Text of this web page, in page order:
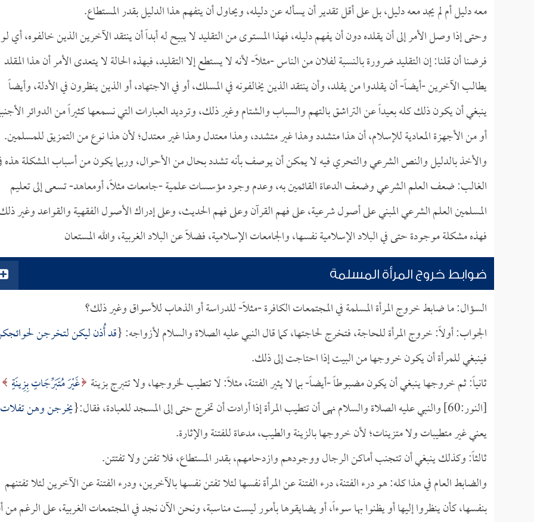
معه دليل أم لم يجد معه دليل، بل على أقل تقدير أن يسأله عن دليله، ويحاول أن يتفهم هذا الدليل بقدر المستطاع.
وحتى إذا وصل الأمر إلى أن يقلده دون أن يفهم دليله، فهذا المستوى من التقليد لا يبيح له أبداً أن ينتقد الآخرين الذين خالفوه، أي لو
فرضنا أن قلنا: إن التقليد ضرورة بالنسبة لفلان من الناس -مثلاً- لأنه لا يستطع إلا التقليد، فبهذه الحالة لا يتعدى الأمر أن هذا المقلد
يطالب الآخرين -أيضاً- أن يقلدوا من يقلد، وأن ينتقد الذين يخالفونه في المسلك، أو في الاجتهاد، أو الذين ينظرون في الأدلة، وأيضاً
ينبغي أن يكون ذلك كله بعيداً عن التراشق بالتهم والسباب والشتام وغير ذلك، وترديد العبارات التي نسمعها كثيراً من الدوائر
أو من الأجهزة المعادية للإسلام، أن هذا متشدد وهذا غير متشدد، وهذا معتدل وهذا غير معتدل؛ لأن هذا نوع من التمزيق للمسلمين.
والأخذ بالدليل والنص الشرعي والتحري فيه لا يمكن أن يوصف بأنه تشدد بحال من الأحوال، وربما يكون من أسباب المشكلة هذه
الغالب: ضعف العلم الشرعي وضعف الدعاة القائمين به، وعدم وجود مؤسسات علمية -جامعات مثلاً، أومعاهد- تسعى إلى تعليم
المسلمين العلم الشرعي المبني على أصول شرعية، على فهم القرآن وعلى فهم الحديث، وعلى إدراك الأصول الفقهية والقواعد وغير
فهذه مشكلة موجودة حتى في البلاد الإسلامية نفسها، والجامعات الإسلامية، فضلاً عن البلاد الغربية، والله المستعان
ضوابط خروج المرأة المسلمة
السؤال: ما ضابط خروج المرأة المسلمة في المجتمعات الكافرة -مثلاً- للدراسة أو الذهاب للأسواق وغير ذلك؟
الجواب: أولاً: خروج المرأة للحاجة، فتخرج لحاجتها، كما قال النبي عليه الصلاة والسلام لأزواجه: {قد أُذن ليكن لتخرجن
فينبغي للمرأة أن يكون خروجها من البيت إذا احتاجت إلى ذلك.
ثانياً: ثم خروجها ينبغي أن يكون مضبوطاً -أيضاً- بما لا يثير الفتنة، مثلاً: لا تتطيب لخروجها، ولا تتبرج بزينة غَيْرَ مُتَبَرِّجَاتٍ بِزِينَةٍ
[النور:60] والنبي عليه الصلاة والسلام نهى أن تتطيب المرأة إذا أرادت أن تخرج حتى إلى المسجد للعبادة، فقال:{
يخرجن وهن تفلات
يعني غير متطيبات ولا متزينات؛ لأن خروجها بالزينة والطيب، مدعاة للفتنة والإثارة.
ثالثاً: وكذلك ينبغي أن تتجنب أماكن الرجال ووجودهم وازدحامهم، بقدر المستطاع، فلا تفتن ولا تفتتن.
والضابط العام في هذا كله: هو درء الفتنة، درء الفتنة عن المرأة نفسها لئلا تفتن نفسها بالآخرين، ودرء الفتنة عن الآخرين لئلا تفتنهم
بنفسها، كأن ينظروا إليها أو يظنوا بها سوءاً، أو يضايقوها بأمور ليست مناسبة، ونحن الآن نجد في المجتمعات الغربية، على الرغم من